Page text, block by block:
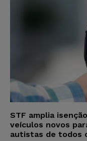
STF amplia
veículos novos
autistas de todos